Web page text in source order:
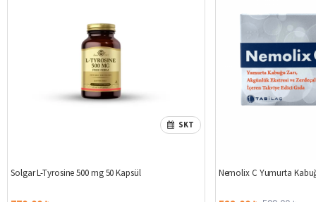
SKT
Solgar L-Tyrosine 500 mg 50 Kapsül Nemolix C Yumurta